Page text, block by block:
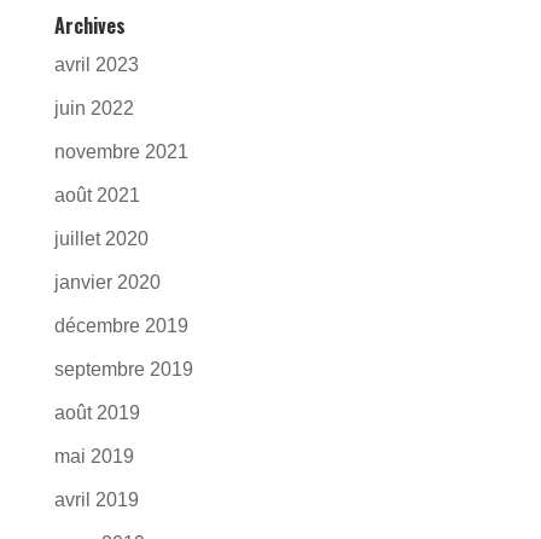
Archives
avril 2023
juin 2022
novembre 2021
août 2021
juillet 2020
janvier 2020
décembre 2019
septembre 2019
août 2019
mai 2019
avril 2019